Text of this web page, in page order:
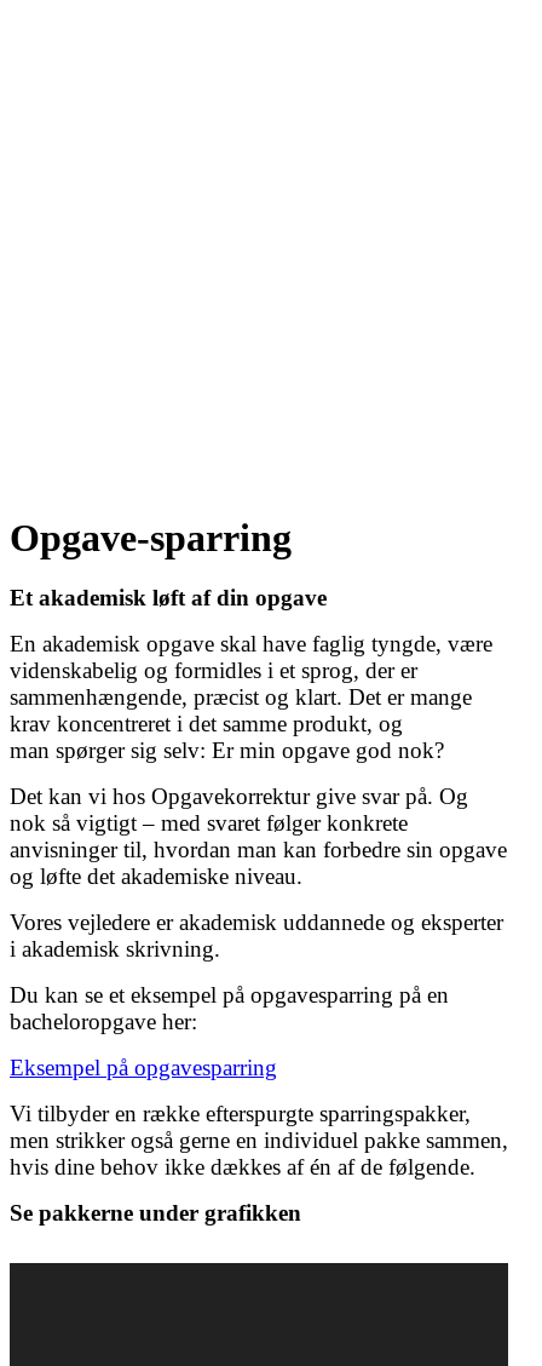
Opgave-sparring
Et akademisk løft af din opgave
En akademisk opgave skal have faglig tyngde, være
videnskabelig og formidles i et sprog, der er
sammenhængende, præcist og klart. Det er mange
krav koncentreret i det samme produkt, og
man spørger sig selv: Er min opgave god nok?
Det kan vi hos Opgavekorrektur give svar på. Og
nok så vigtigt – med svaret følger konkrete
anvisninger til, hvordan man kan forbedre sin opgave
og løfte det akademiske niveau.
Vores vejledere er akademisk uddannede og eksperter
i akademisk skrivning.
Du kan se et eksempel på opgavesparring på en
bacheloropgave her:
Eksempel på opgavesparring
Vi tilbyder en række efterspurgte sparringspakker,
men strikker også gerne en individuel pakke sammen,
hvis dine behov ikke dækkes af én af de følgende.
Se pakkerne under grafikken